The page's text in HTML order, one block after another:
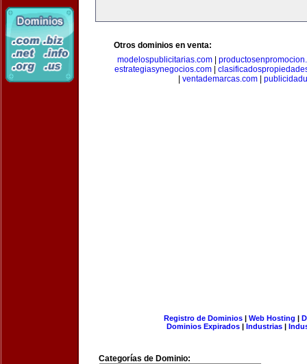
Otros dominios en venta:
modelospublicitarias.com
estrategiasynegocios.com|
ventademarcas.com
Registro de Dominios| Web Hosting |
Dominios Expirados | Industrias |
Categorías de Dominio: